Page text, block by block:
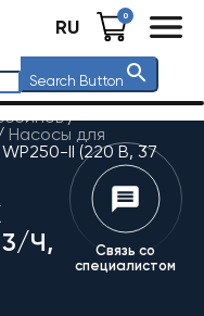
RU 0
Search Button
/
Насосы для
II (220 В, 37
Ч,
Связь со
специалистом